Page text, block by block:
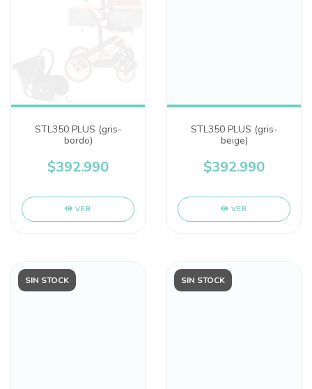
STL350 PLUS (gris-
bordo)
$392.990
VER
STL350 PLUS (gris-
beige)
$392.990
VER
SIN STOCK SIN STOCK